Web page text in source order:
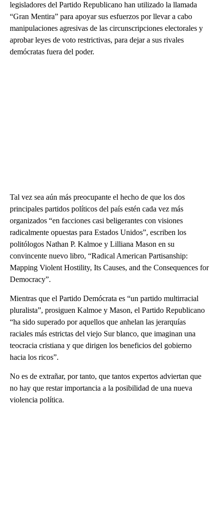
legisladores del Partido Republicano han utilizado la llamada
“Gran Mentira” para apoyar sus esfuerzos por llevar a cabo
manipulaciones agresivas de las circunscripciones electorales y
aprobar leyes de voto restrictivas, para dejar a sus rivales
demócratas fuera del poder.
Tal vez sea aún más preocupante el hecho de que los dos
principales partidos políticos del país estén cada vez más
organizados “en facciones casi beligerantes con visiones
radicalmente opuestas para Estados Unidos”, escriben los
politólogos Nathan P. Kalmoe y Lilliana Mason en su
convincente nuevo libro, “Radical American Partisanship:
Mapping Violent Hostility, Its Causes, and the Consequences for
Democracy”.
Mientras que el Partido Demócrata es “un partido multirracial
pluralista”, prosiguen Kalmoe y Mason, el Partido Republicano
“ha sido superado por aquellos que anhelan las jerarquías
raciales más estrictas del viejo Sur blanco, que imaginan una
teocracia cristiana y que dirigen los beneficios del gobierno
hacia los ricos”.
No es de extrañar, por tanto, que tantos expertos adviertan que
no hay que restar importancia a la posibilidad de una nueva
violencia política.